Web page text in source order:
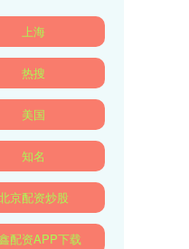
上海
热搜
美国
知名
京配资炒股
配资APP下载